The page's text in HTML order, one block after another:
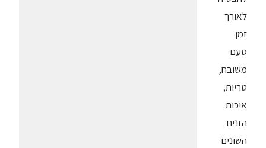
לאורך
זמן
טעם
משובח,
טריות,
איכות
הזנים
השונים